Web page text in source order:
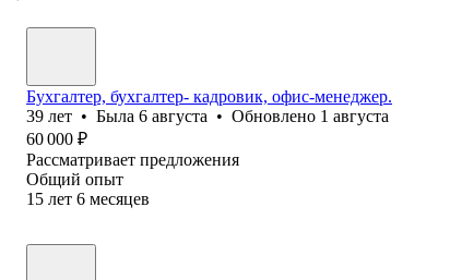
Бухгалтер, бухгалтер- кадровик, офис-менеджер.
39 лет • Была 6 августа • Обновлено 1 августа
60 000 ₽
Рассматривает предложения
Общий опыт
15 лет 6 месяцев